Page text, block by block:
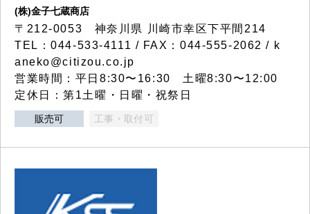
(株)金子七蔵商店
〒212-0053 神奈川県 川崎市幸区下平間214
TEL：044-533-4111 / FAX：044-555-2062 / k
aneko@citizou.co.jp
営業時間：平日8:30〜16:30 土曜8:30〜12:00
定休日：第1土曜・日曜・祝祭日
販売可 工事・取付可